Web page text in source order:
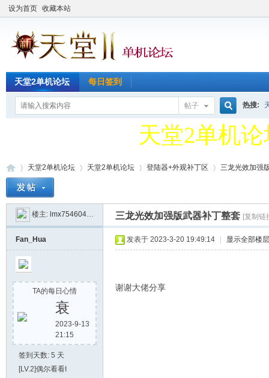
设为首页 收藏本站
天堂2单机论坛 每日签到
帖子
搜
热搜:
天堂2单机
QQ新群
天堂2单机
QQ新群
堂
»
天堂2单机论坛
›
天堂2单机论坛
›
登陆器+外观补丁区
›
三龙光效加强
楼主: lmx754604423 三龙光效加强版武器补丁整套 [复制链
Fan_Hua
TA的每日心情
衰
2023-9-13
21:15
签到天数: 5 天
[LV.2]偶尔看看I
发表于 2023-3-20 19:49:14 显示全部楼层
谢谢大佬分享